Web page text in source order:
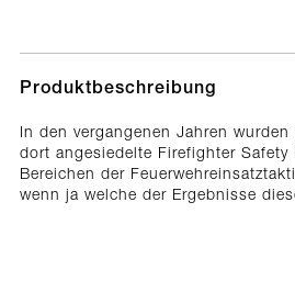
Produktbeschreibung
In den vergangenen Jahren
dort angesiedelte Firefighter
Bereichen der
wenn ja welche der Ergebnisse